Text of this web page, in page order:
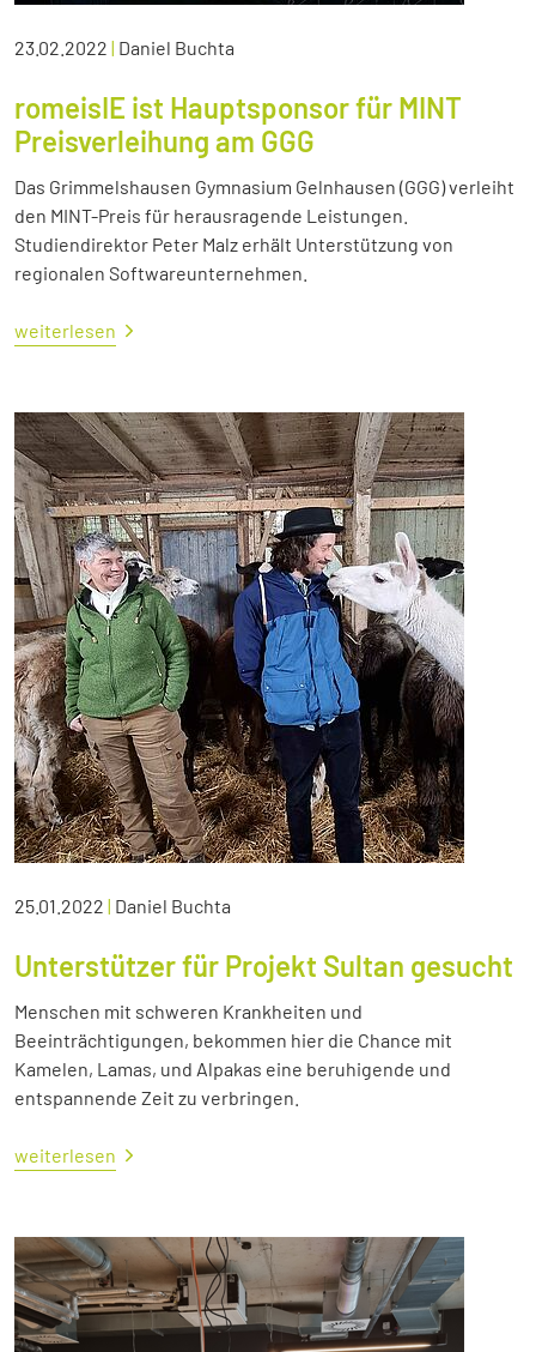
23.02.2022 | Daniel Buchta
romeisIE ist Hauptsponsor für MINT
Preisverleihung am GGG
Das Grimmelshausen Gymnasium Gelnhausen (GGG) verleiht
den MINT-Preis für herausragende Leistungen.
Studiendirektor Peter Malz erhält Unterstützung von
regionalen Softwareunternehmen.
weiterlesen
25.01.2022 | Daniel Buchta
Unterstützer für Projekt Sultan gesucht
Menschen mit schweren Krankheiten und
Beeinträchtigungen, bekommen hier die Chance mit
Kamelen, Lamas, und Alpakas eine beruhigende und
entspannende Zeit zu verbringen.
weiterlesen